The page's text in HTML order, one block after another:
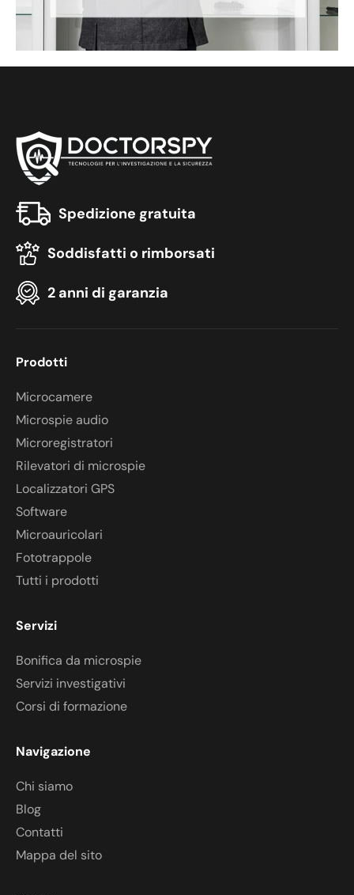
Spedizione gratuita
Soddisfatti o rimborsati
2 anni di garanzia
Prodotti
Microcamere
Microspie audio
Microregistratori
Rilevatori di microspie
Localizzatori GPS
Software
Microauricolari
Fototrappole
Tutti i prodotti
Servizi
Bonifica da microspie
Servizi investigativi
Corsi di formazione
Navigazione
Chi siamo
Blog
Contatti
Mappa del sito